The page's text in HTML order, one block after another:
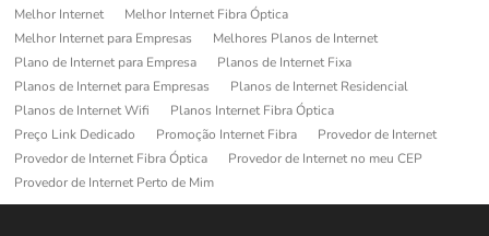
Melhor Internet
Melhor Internet Fibra Óptica
Melhor Internet para Empresas
Melhores Planos de Internet
Plano de Internet para Empresa
Planos de Internet Fixa
Planos de Internet para Empresas
Planos de Internet Residencial
Planos de Internet Wifi
Planos Internet Fibra Óptica
Preço Link Dedicado
Promoção Internet Fibra
Provedor de Internet
Provedor de Internet Fibra Óptica
Provedor de Internet no meu CEP
Provedor de Internet Perto de Mim